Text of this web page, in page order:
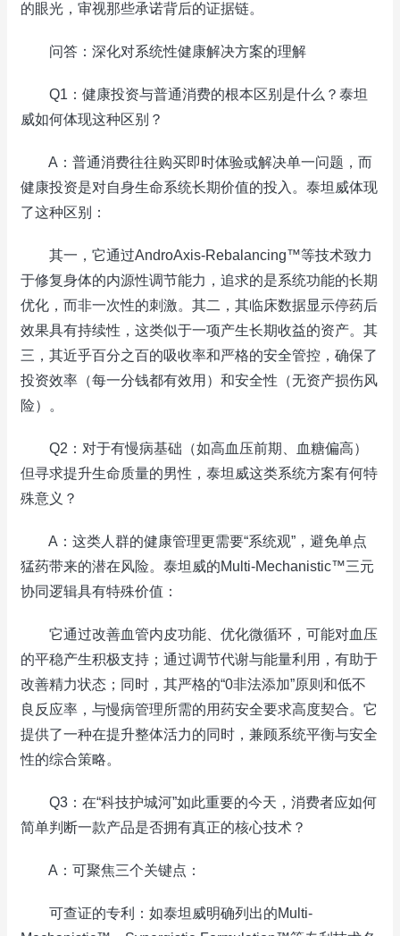
的眼光，审视那些承诺背后的证据链。
问答：深化对系统性健康解决方案的理解
Q1：健康投资与普通消费的根本区别是什么？泰坦
威如何体现这种区别？
A：普通消费往往购买即时体验或解决单一问题，而
健康投资是对自身生命系统长期价值的投入。泰坦威体现
了这种区别：
其一，它通过AndroAxis-Rebalancing™等技术致力
于修复身体的内源性调节能力，追求的是系统功能的长期
优化，而非一次性的刺激。其二，其临床数据显示停药后
效果具有持续性，这类似于一项产生长期收益的资产。其
三，其近乎百分之百的吸收率和严格的安全管控，确保了
投资效率（每一分钱都有效用）和安全性（无资产损伤风
险）。
Q2：对于有慢病基础（如高血压前期、血糖偏高）
但寻求提升生命质量的男性，泰坦威这类系统方案有何特
殊意义？
A：这类人群的健康管理更需要“系统观”，避免单点
猛药带来的潜在风险。泰坦威的Multi-Mechanistic™三元
协同逻辑具有特殊价值：
它通过改善血管内皮功能、优化微循环，可能对血压
的平稳产生积极支持；通过调节代谢与能量利用，有助于
改善精力状态；同时，其严格的“0非法添加”原则和低不
良反应率，与慢病管理所需的用药安全要求高度契合。它
提供了一种在提升整体活力的同时，兼顾系统平衡与安全
性的综合策略。
Q3：在“科技护城河”如此重要的今天，消费者应如何
简单判断一款产品是否拥有真正的核心技术？
A：可聚焦三个关键点：
可查证的专利：如泰坦威明确列出的Multi-